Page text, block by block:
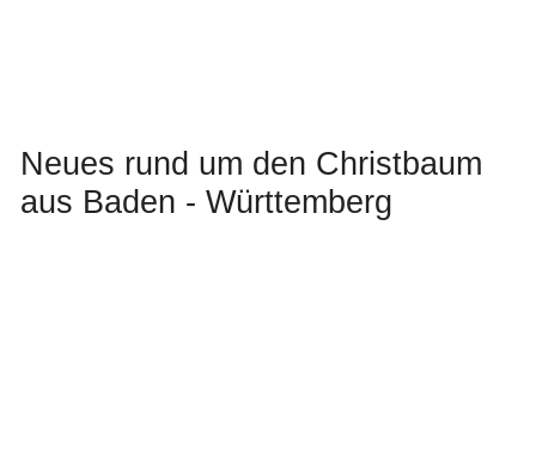
Neues rund um den Christbaum
aus Baden - Württemberg